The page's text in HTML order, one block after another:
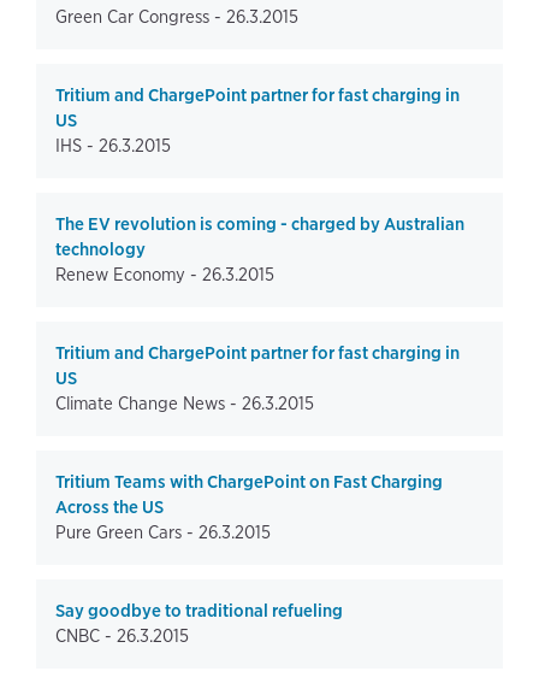
Green Car Congress - 26.3.2015
Tritium and ChargePoint partner for fast charging in
US
IHS - 26.3.2015
The EV revolution is coming - charged by Australian
technology
Renew Economy - 26.3.2015
Tritium and ChargePoint partner for fast charging in
US
Climate Change News - 26.3.2015
Tritium Teams with ChargePoint on Fast Charging
Across the US
Pure Green Cars - 26.3.2015
Say goodbye to traditional refueling
CNBC - 26.3.2015